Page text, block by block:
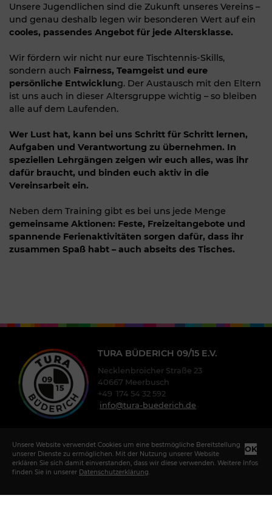
Unsere Jugendlichen sind die Zukunft unseres Vereins –
und genau deshalb legen wir besonderen Wert auf ein
cooles, passendes Angebot für jede Altersklasse.
Wir fördern wir nicht nur eure Tischtennis-Skills,
sondern auch Fairness, Teamgeist und eure
persönliche Entwicklung. Der Austausch mit den Eltern
ist uns auch in dieser Altersgruppe wichtig – so bleiben
alle auf dem Laufenden.
Wer Lust hat, kann bei uns Schritt für Schritt lernen,
Aufgaben und Verantwortung zu übernehmen. In
speziellen Lehrgängen zeigen wir euch alles, was ihr
dafür braucht, und binden euch aktiv in die
Vereinsarbeit ein.
Neben dem Training gibt es bei uns jede Menge
gemeinsame Aktionen: Feste, Freizeitangebote und
spannende Ferienaktivitäten sorgen dafür, dass ihr
zusammen Spaß habt – auch abseits des Tisches.
TURA BÜDERICH 09/15 E.V.
Necklenbroicher Straße 23
40667 Meerbusch
+49 174 54 32 592
info@tura-buederich.de
OK
Unsere Website verwendet Cookies um eine bestmögliche Bereitstellung
unserer Dienste zu ermöglichen. Mit der Nutzung unserer Website
erklären Sie sich damit einverstanden, dass wir diese verwenden. Weitere Infos
finden Sie in unserer Datenschutzerklärung.